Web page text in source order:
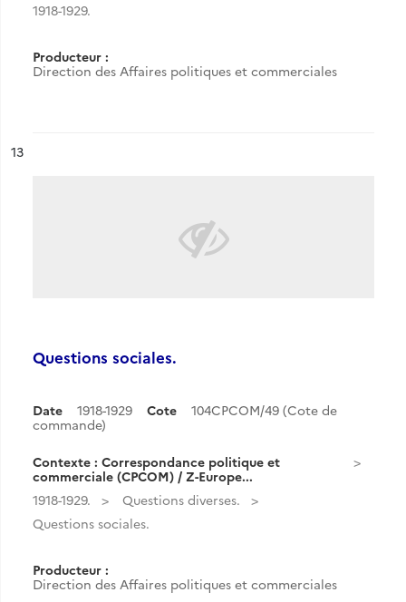
1918-1929.
Producteur :
Direction des Affaires politiques et commerciales
n°
13
Questions sociales.
Date 1918-1929 Cote
104CPCOM/49 (Cote de
commande)
Contexte : Correspondance politique et
commerciale (CPCOM) / Z-Europe...
1918-1929.
Questions diverses.
Questions sociales.
Producteur :
Direction des Affaires politiques et commerciales